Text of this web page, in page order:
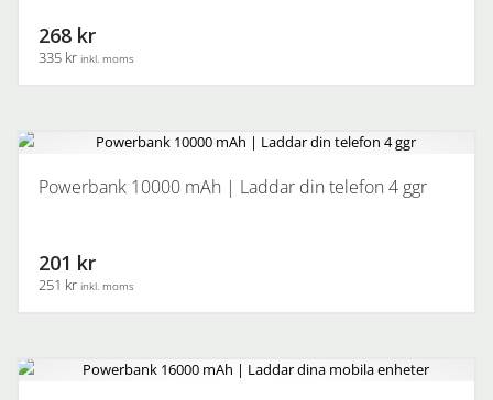
268 kr
335 kr inkl. moms
Powerbank 10000 mAh | Laddar din telefon 4 ggr
201 kr
251 kr inkl. moms